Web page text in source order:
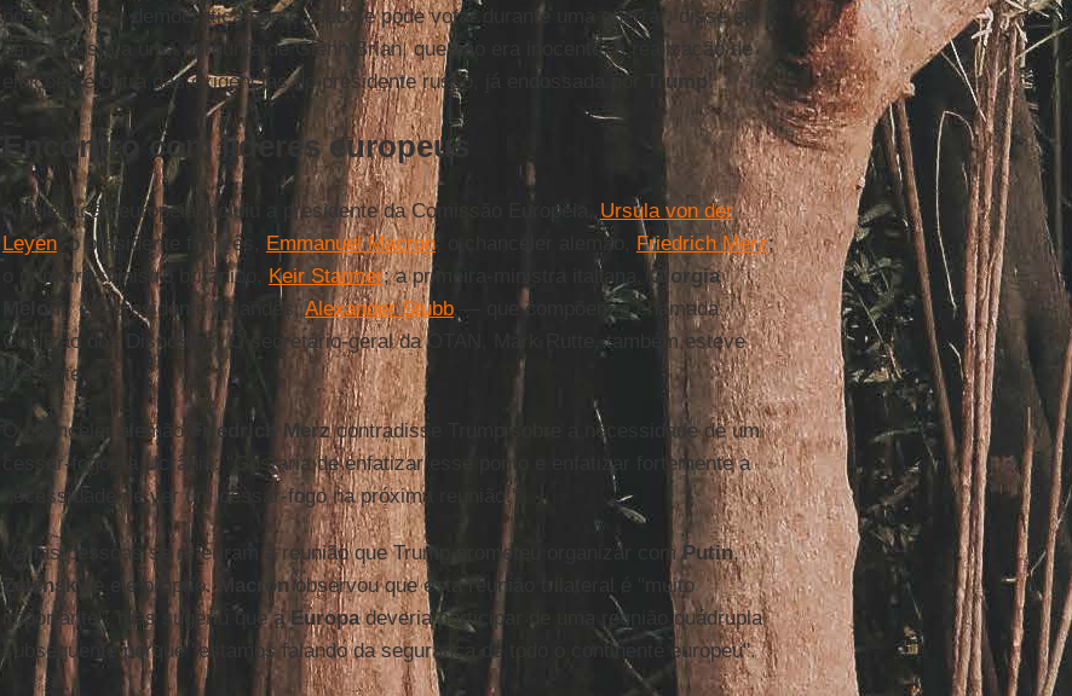
possam votar democraticamente. Não se pode votar durante uma guerra", disse ele
em resposta a uma pergunta de Glenn Brian, que não era inocente: a realização de
eleições é outra das exigências do presidente russo, já endossada por
Trump.
Encontro com líderes europeus
A delegação europeia incluiu a presidente da Comissão Europeia, Ursula von der
Leyen; o presidente francês, Emmanuel Macron; o chanceler alemão, Friedrich Merz;
o primeiro-ministro britânico, Keir Starmer; a primeira-ministra italiana,
Giorgia
Meloni ; e o presidente finlandês,Alexander Stubb— que compõem a chamada
Coalizão dos Dispostos. O secretário-geral da OTAN, Mark Rutte, também esteve
presente.
O chanceler alemão Friedrich Merzcontradisse Trump sobre a necessidade de um
cessar-fogo na Ucrânia: "Gostaria de enfatizar esse ponto e enfatizar fortemente a
necessidade de ver um cessar-fogo na próxima reunião."
Várias pessoas se referiram à reunião que Trump prometeu organizar comPutin,
Zelensky
e ele próprio. Macronobservou que esta reunião trilateral é "muito
importante", mas sugeriu que aEuropadeveria participar de uma reunião quádrupla
subsequente porque "estamos falando da segurança de todo o continente europeu".